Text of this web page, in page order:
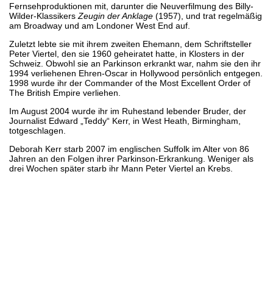
Fernsehproduktionen mit, darunter die Neuverfilmung des Billy-
Wilder-Klassikers Zeugin der Anklage (1957), und trat regelmäßig
am Broadway und am Londoner West End auf.
Zuletzt lebte sie mit ihrem zweiten Ehemann, dem Schriftsteller
Peter Viertel, den sie 1960 geheiratet hatte, in Klosters in der
Schweiz. Obwohl sie an Parkinson erkrankt war, nahm sie den ihr
1994 verliehenen Ehren-Oscar in Hollywood persönlich entgegen.
1998 wurde ihr der Commander of the Most Excellent Order of
The British Empire verliehen.
Im August 2004 wurde ihr im Ruhestand lebender Bruder, der
Journalist Edward „Teddy“ Kerr, in West Heath, Birmingham,
totgeschlagen.
Deborah Kerr starb 2007 im englischen Suffolk im Alter von 86
Jahren an den Folgen ihrer Parkinson-Erkrankung. Weniger als
drei Wochen später starb ihr Mann Peter Viertel an Krebs.